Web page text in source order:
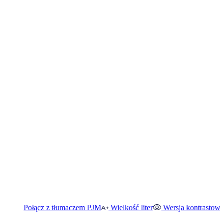
Połącz z tłumaczem PJM Wielkość liter Wersja